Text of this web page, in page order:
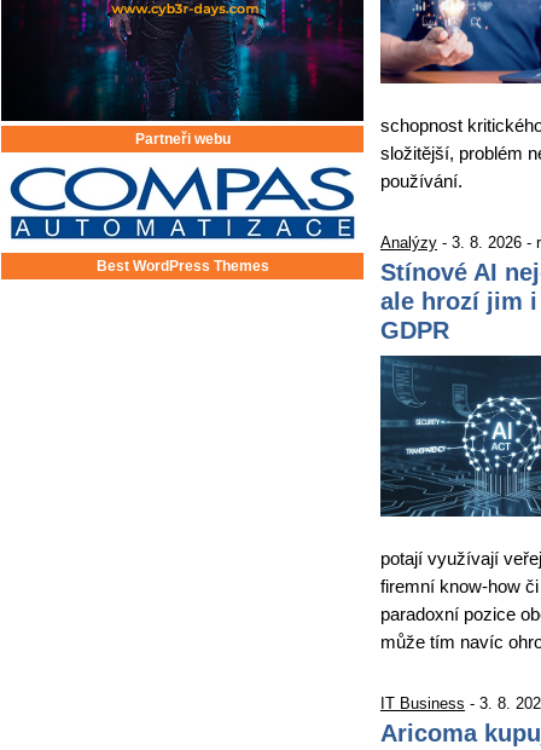
Partneři webu
Best WordPress Themes
schopnost
složitější, problém
používání.
Analýzy - 3. 8. 2026 -
Stínové AI
ale hrozí jim
GDPR
potají využívají
firemní know-how
paradoxní pozice
může tím navíc
IT Business - 3. 8.
Aricoma